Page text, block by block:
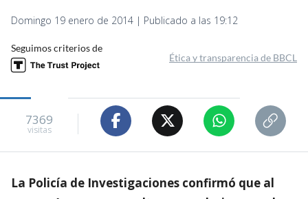
Domingo 19 enero de 2014 | Publicado a las 19:12
Seguimos criterios de
Ética y transparencia de BBCL
7369
visitas
La Policía de Investigaciones confirmó que al